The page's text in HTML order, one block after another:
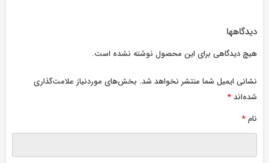
دیدگاهها
هیچ دیدگاهی برای این محصول نوشته نشده است.
نشانی ایمیل شما منتشر نخواهد شد. بخش‌های موردنیاز علامت‌گذاری
شده‌اند*
نام*